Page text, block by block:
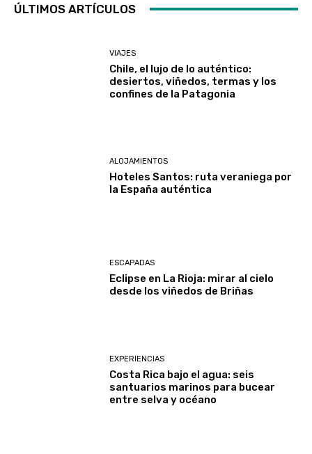
ÚLTIMOS ARTÍCULOS
VIAJES
Chile, el lujo de lo auténtico:
desiertos, viñedos, termas y los
confines de la Patagonia
ALOJAMIENTOS
Hoteles Santos: ruta veraniega por
la España auténtica
ESCAPADAS
Eclipse en La Rioja: mirar al cielo
desde los viñedos de Briñas
EXPERIENCIAS
Costa Rica bajo el agua: seis
santuarios marinos para bucear
entre selva y océano